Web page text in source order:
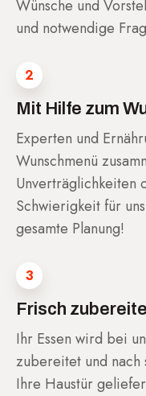
Wünsche und
und notwendige
2
Mit Hilfe zum
Experten und
Wunschmenü
Unverträglichkeiten
Schwierigkeit für
gesamte Planung!
3
Frisch
Ihr Essen wird bei
zubereitet und nach
Ihre Haustür